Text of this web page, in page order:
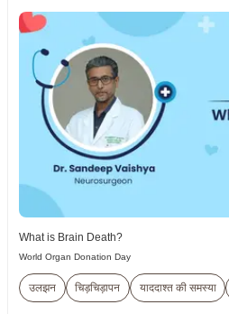
What is Brain Death?
World Organ Donation Day
उलझन चिड़चिड़ापन याददाश्त की समस्या